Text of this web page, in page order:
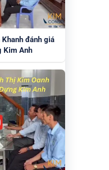
đánh giá
Kim Anh